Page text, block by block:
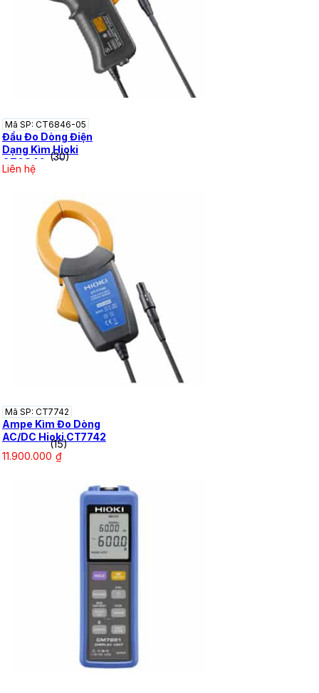
Mã SP: CT6846-05
Đầu Đo Dòng Điện
Dạng Kìm Hioki
CT6846-05
(30)
Liên hệ
Mã SP: CT7742
Ampe Kìm Đo Dòng
AC/DC Hioki CT7742
(15)
11.900.000 ₫